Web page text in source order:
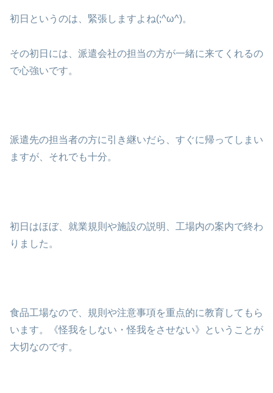
初日というのは、緊張しますよね(;^ω^)。
その初日には、派遣会社の担当の方が一緒に来てくれるの
で心強いです。
派遣先の担当者の方に引き継いだら、すぐに帰ってしまい
ますが、それでも十分。
初日はほぼ、就業規則や施設の説明、工場内の案内で終わ
りました。
食品工場なので、規則や注意事項を重点的に教育してもら
います。《怪我をしない・怪我をさせない》ということが
大切なのです。